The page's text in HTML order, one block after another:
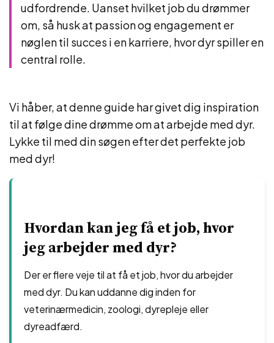
udfordrende. Uanset hvilket job du drømmer
om, så husk at passion og engagement er
nøglen til succes i en karriere, hvor dyr spiller en
central rolle.
Vi håber, at denne guide har givet dig inspiration
til at følge dine drømme om at arbejde med dyr.
Lykke til med din søgen efter det perfekte job
med dyr!
Hvordan kan jeg få et job, hvor
jeg arbejder med dyr?
Der er flere veje til at få et job, hvor du arbejder
med dyr. Du kan uddanne dig inden for
veterinærmedicin, zoologi, dyrepleje eller
dyreadfærd.